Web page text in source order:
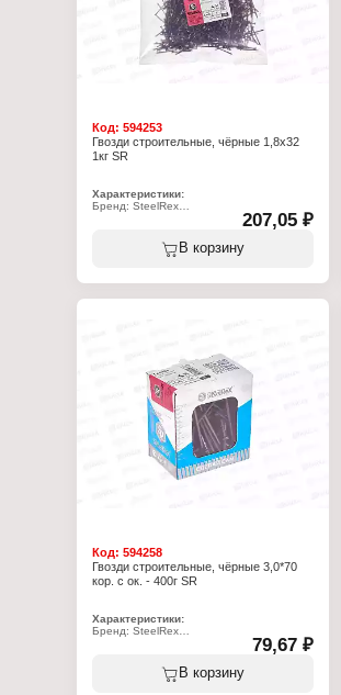
Код: 594253
Гвозди строительные, чёрные 1,8х32
1кг SR
Характеристики:
Бренд: SteelRex
Длина, мм: 32
Диаметр, мм: 1,8
Упаковка: в пакете
207,05 ₽
В корзину
Код: 594258
Гвозди строительные, чёрные 3,0*70
кор. с ок. - 400г SR
Характеристики:
Бренд: SteelRex
Длина, мм: 70
Диаметр, мм: 3
79,67 ₽
В корзину